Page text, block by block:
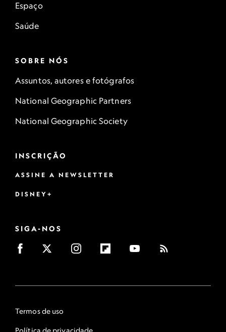
Espaço
Saúde
SOBRE NÓS
Assuntos, autores e fotógrafos
National Geographic Partners
National Geographic Society
INSCRIÇÃO
ASSINE A NEWSLETTER
DISNEY+
SIGA-NOS
Termos de uso
Política de privacidade